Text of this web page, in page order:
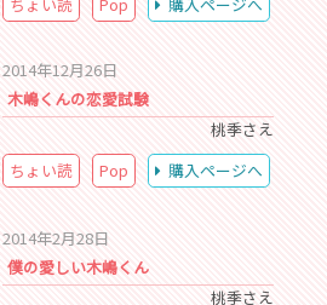
2014年12月26日
木嶋くんの恋愛試験
桃季さえ
ちょい読
Pop 購入ページへ
2014年2月28日
僕の愛しい木嶋くん
桃季さえ